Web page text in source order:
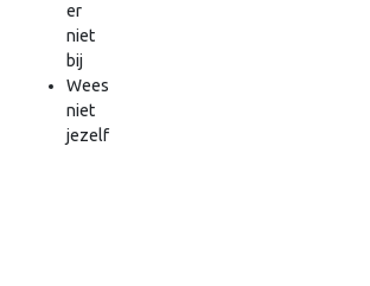
er
niet
bij
Wees
niet
jezelf